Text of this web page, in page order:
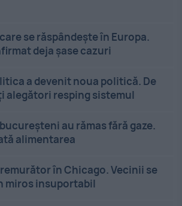
se răspândește în Europa.
deja șase cazuri
a devenit noua politică. De
alegători resping sistemul
au rămas fără gaze.
alimentarea
în Chicago. Vecinii se
miros insuportabil